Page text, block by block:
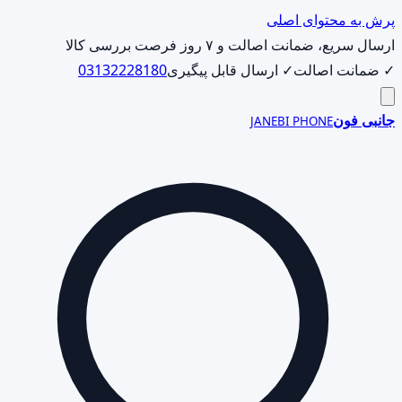
پرش به محتوای اصلی
ارسال سریع، ضمانت اصالت و ۷ روز فرصت بررسی کالا
✓ ضمانت اصالت✓ ارسال قابل پیگیری03132228180
جانبی فونJANEBI PHONE